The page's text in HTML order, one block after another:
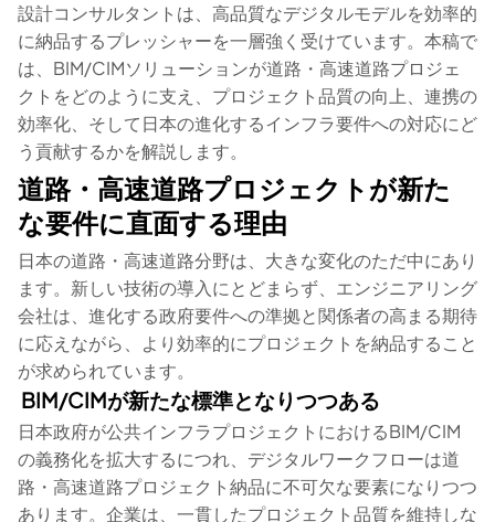
設計コンサルタントは、高品質なデジタルモデルを効率的
に納品するプレッシャーを一層強く受けています。本稿で
は、BIM/CIMソリューションが道路・高速道路プロジェ
クトをどのように支え、プロジェクト品質の向上、連携の
効率化、そして日本の進化するインフラ要件への対応にど
う貢献するかを解説します。
道路・高速道路プロジェクトが新た
な要件に直面する理由
日本の道路・高速道路分野は、大きな変化のただ中にあり
ます。新しい技術の導入にとどまらず、エンジニアリング
会社は、進化する政府要件への準拠と関係者の高まる期待
に応えながら、より効率的にプロジェクトを納品すること
が求められています。
BIM/CIMが新たな標準となりつつある
日本政府が公共インフラプロジェクトにおけるBIM/CIM
の義務化を拡大するにつれ、デジタルワークフローは道
路・高速道路プロジェクト納品に不可欠な要素になりつつ
あります。企業は、一貫したプロジェクト品質を維持しな